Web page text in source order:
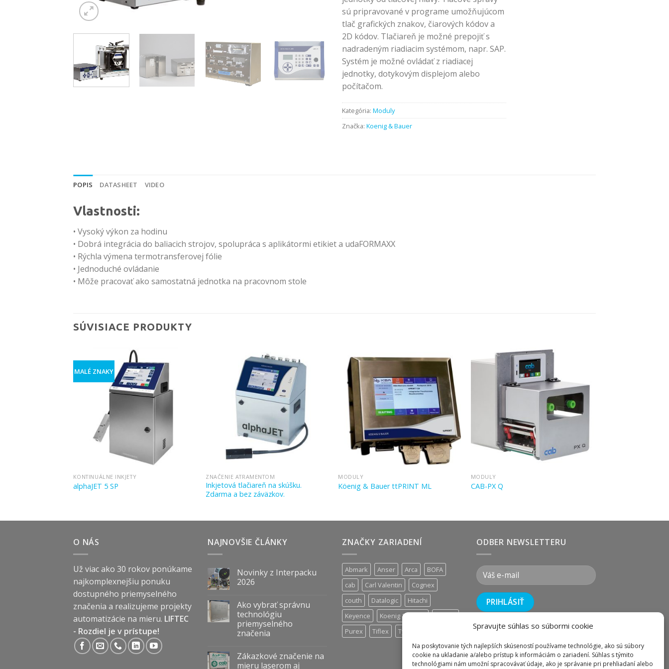
Spravujte súhlas so súbormi cookie
Na poskytovanie tých najlepších skúseností používame technológie, ako sú súbory
cookie na ukladanie a/alebo prístup k informáciám o zariadení. Súhlas s týmito
technológiami nám umožní spracovávať údaje, ako je správanie pri prehliadaní alebo
sú pripravované v programe umožňujúcom
tlač grafických znakov, čiarových kódov a
2D kódov. Tlačiareň je možné prepojiť s
nadradeným riadiacim systémom, napr. SAP.
Systém je možné ovládať z riadiacej
jednotky, dotykovým displejom alebo
počítačom.
Kategória: Moduly
Značka: Koenig & Bauer
POPIS DATASHEET VIDEO
Vlastnosti:
• Vysoký výkon za hodinu
• Dobrá integrácia do baliacich strojov, spolupráca s aplikátormi etikiet a udaFORMAXX
• Rýchla výmena termotransferovej fólie
• Jednoduché ovládanie
• Môže pracovať ako samostatná jednotka na pracovnom stole
SÚVISIACE PRODUKTY
MALÉ ZNAKY
KONTINUÁLNE INKJETY
alphaJET 5 SP
ZNAČENIE ATRAMENTOM
Inkjetová tlačiareň na skúšku.
Zdarma a bez záväzkov.
MODULY
Köenig & Bauer ttPRINT ML
MODULY
CAB-PX Q
O NÁS
Už viac ako 30 rokov ponúkame
najkomplexnejšiu ponuku
dostupného priemyselného
značenia a realizujeme projekty
automatizácie na mieru. LIFTEC
- Rozdiel je v prístupe!
NAJNOVŠIE ČLÁNKY
Novinky z Interpacku
2026
Ako vybrať správnu
technológiu
priemyselného
značenia
Zákazkové značenie na
mieru laserom aj
ZNAČKY ZARIADENÍ
Abmark Anser Arca
BOFA
cab
Carl Valentin
Cognex
couth
Datalogic
Hitachi
Keyence
Koenig & Bauer
Purex
Tiflex Tykma
ODBER NEWSLETTERU